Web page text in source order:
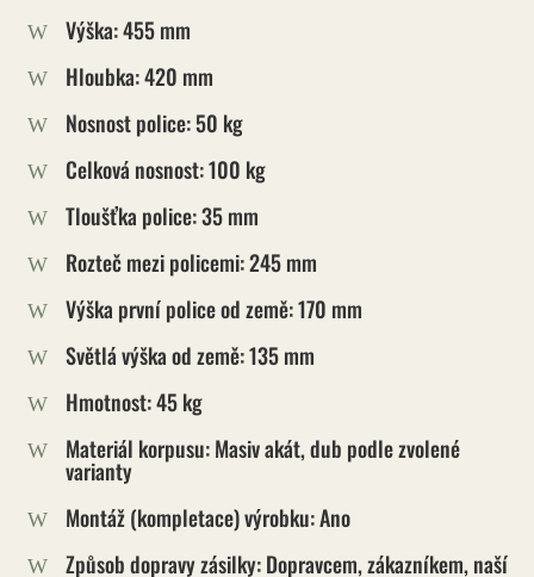
W Výška: 455 mm
W Hloubka: 420 mm
W Nosnost police: 50 kg
W Celková nosnost: 100 kg
W Tloušťka police: 35 mm
W Rozteč mezi policemi: 245 mm
W Výška první police od země: 170 mm
W Světlá výška od země: 135 mm
W Hmotnost: 45 kg
W Materiál korpusu: Masiv akát, dub podle zvolené
varianty
W Montáž (kompletace) výrobku: Ano
W Způsob dopravy zásilky: Dopravcem, zákazníkem, naší